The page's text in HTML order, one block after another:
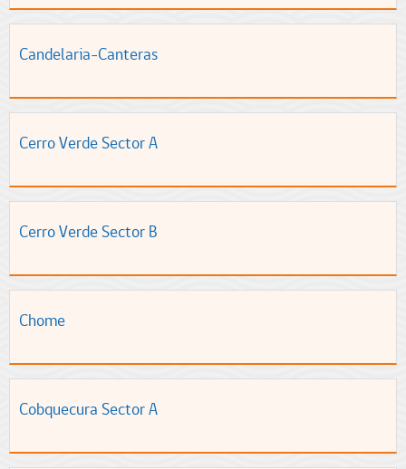
Candelaria-Canteras
Cerro Verde Sector A
Cerro Verde Sector B
Chome
Cobquecura Sector A